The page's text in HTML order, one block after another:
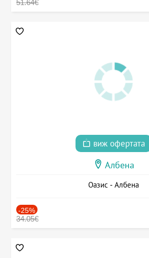
51.64€
виж офертата
Албена
Оазис - Албена
-25%
34.05€